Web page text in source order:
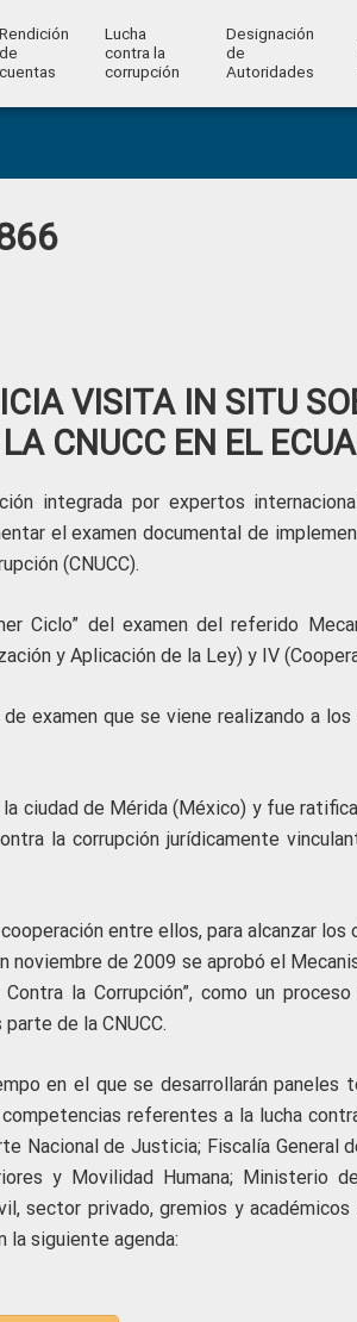
Rendición
de
cuentas
Lucha
contra la
corrupción
Designación
de
Autoridades
VISITA IN SITU
CNUCC EN EL
integrada por expertos
el examen documental de
(CNUCC).
Ciclo” del examen del referido
y Aplicación de la Ley) y IV
examen que se viene realizando a
ciudad de Mérida (México) y fue
la corrupción jurídicamente
entre ellos, para alcanzar los
noviembre de 2009 se aprobó el
la Corrupción”, como un
de la CNUCC.
en el que se desarrollarán paneles
referentes a la lucha
Nacional de Justicia; Fiscalía General
y Movilidad Humana; Ministerio
sector privado, gremios y académicos
la siguiente agenda: